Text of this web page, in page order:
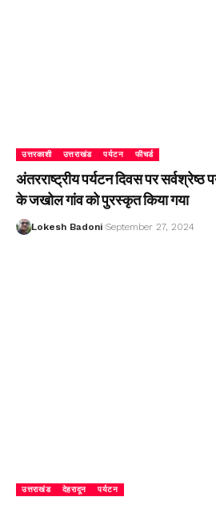
उत्तरकाशी उत्तराखंड पर्यटन फीचर्ड
अंतरराष्ट्रीय पर्यटन दिवस पर सर्वश्रेष्ठ
के जखोल गांव को पुरस्कृत किया गया
Lokesh Badoni September 27, 2024
उत्तराखंड देहरादून पर्यटन